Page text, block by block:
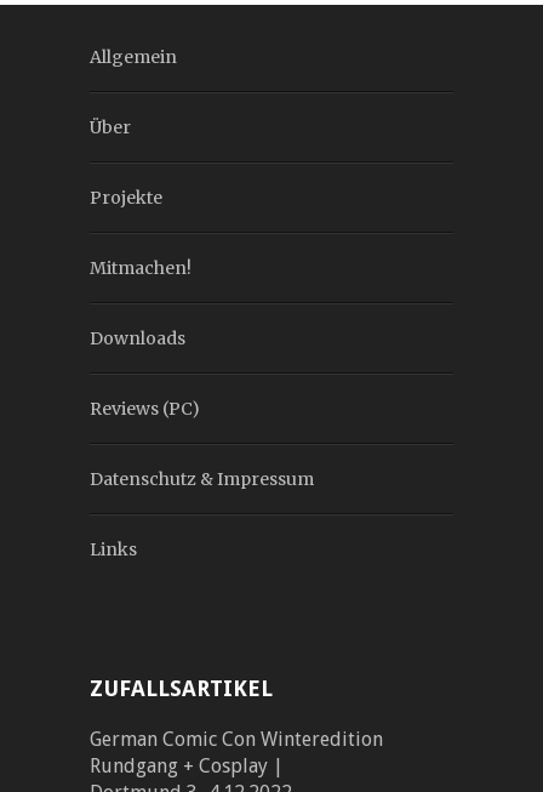
Allgemein
Über
Projekte
Mitmachen!
Downloads
Reviews (PC)
Datenschutz & Impressum
Links
ZUFALLSARTIKEL
German Comic Con Winteredition
Rundgang + Cosplay |